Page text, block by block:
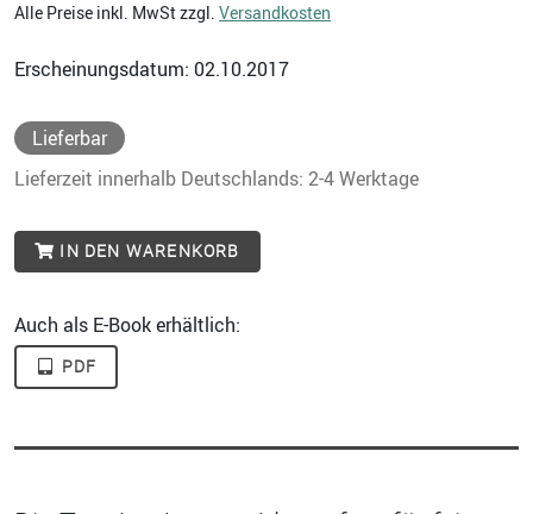
Alle Preise inkl. MwSt zzgl. Versandkosten
Erscheinungsdatum: 02.10.2017
Lieferbar
Lieferzeit innerhalb Deutschlands: 2-4 Werktage
IN DEN WARENKORB
Auch als E-Book erhältlich:
PDF